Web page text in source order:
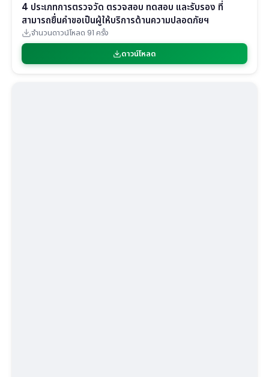
4 ประเภทการตรวจวัด ตรวจสอบ ทดสอบ และรับรอง ที่
สามารถยื่นคำขอเป็นผู้ให้บริการด้านความปลอดภัยฯ
จำนวนดาวน์โหลด 91 ครั้ง
ดาวน์โหลด